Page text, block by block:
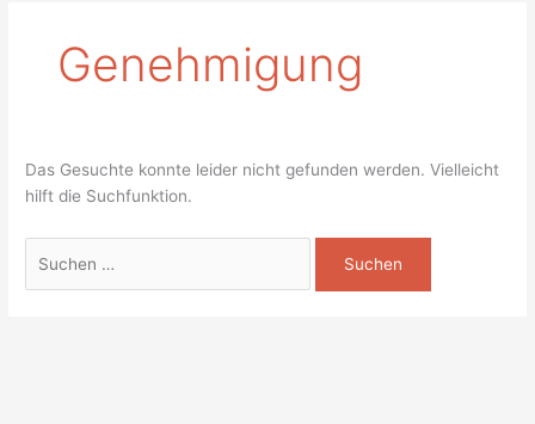
Genehmigung
Das Gesuchte konnte leider nicht gefunden werden. Vielleicht
hilft die Suchfunktion.